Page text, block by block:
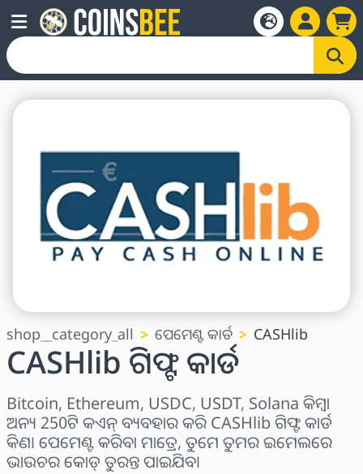
shop__category_all ପେମେଣ୍ଟ କାର୍ଡ CASHlib
CASHlib ଗିଫ୍ଟ କାର୍ଡ
Bitcoin, Ethereum, USDC, USDT, Solana କିମ୍ବା
ଅନ୍ୟ 250ଟି କଏନ୍ ବ୍ୟବହାର କରି CASHlib ଗିଫ୍ଟ କାର୍ଡ
କିଣ। ପେମେଣ୍ଟ କରିବା ମାତ୍ରେ, ତୁମେ ତୁମର ଇମେଲରେ
ଭାଉଚର କୋଡ୍ ତୁରନ୍ତ ପାଇଯିବ।